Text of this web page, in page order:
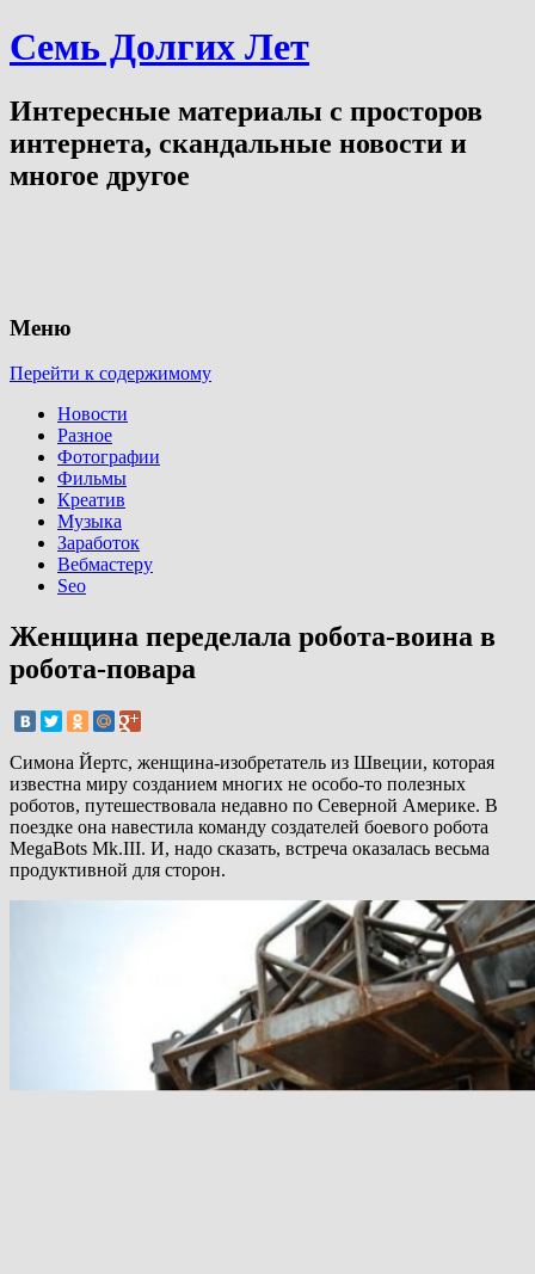
Семь Долгих Лет
Интересные материалы с просторов
интернета, скандальные новости и
многое другое
Меню
Перейти к содержимому
Новости
Разное
Фотографии
Фильмы
Креатив
Музыка
Заработок
Вебмастеру
Seo
Женщина переделала робота-воина в
робота-повара
Симона Йертс, женщина-изобретатель из Швеции, которая
известна миру созданием многих не особо-то полезных
роботов, путешествовала недавно по Северной Америке. В
поездке она навестила команду создателей боевого робота
MegaBots Mk.III. И, надо сказать, встреча оказалась весьма
продуктивной для сторон.